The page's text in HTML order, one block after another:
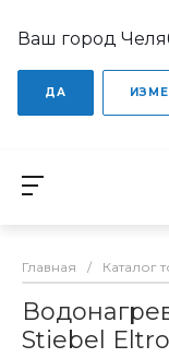
Ваш город
ДА
Главная / Каталог
Stiebel